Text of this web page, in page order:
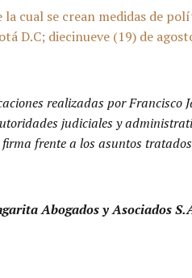
la cual se crean medidas de
D.C; diecinueve (19) de
realizadas por Francisco
judiciales y
frente a los asuntos
Abogados y Asociados